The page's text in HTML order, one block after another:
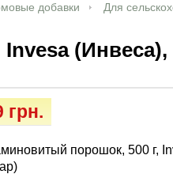
добавки
Для
(Инвеса),
грн.
порошок, 500 г,